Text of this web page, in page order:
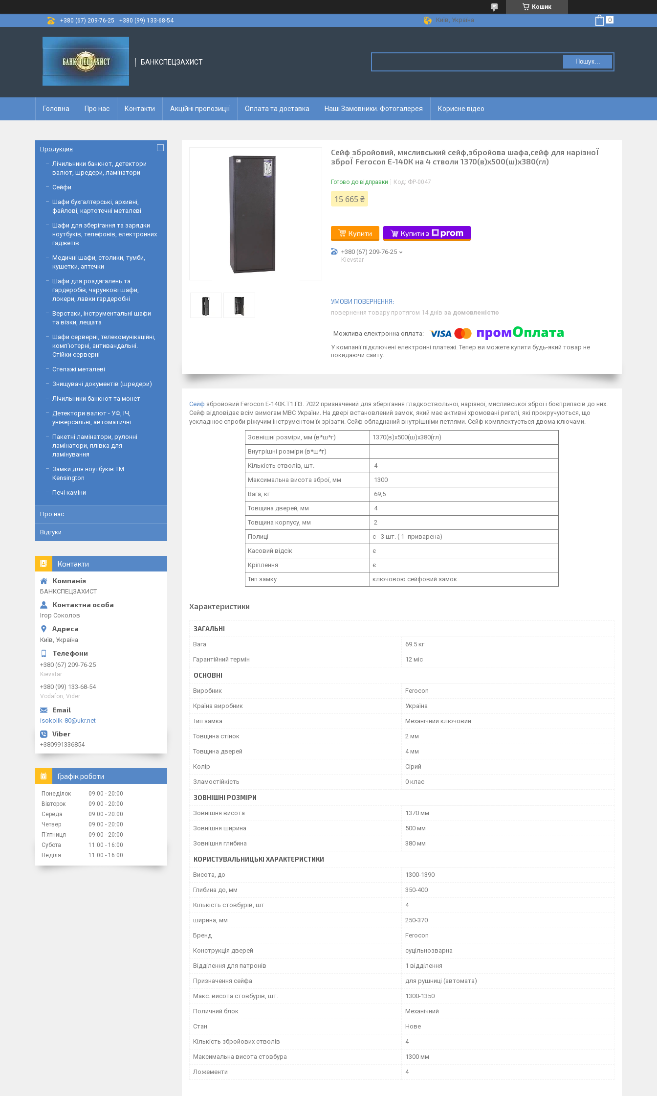
Кошик
+380 (67) 209-76-25
+380 (99) 133-68-54 Київ, Україна
БАНКСПЕЦЗАХИСТ Пошук...
Головна Про нас Контакти Акційні пропозиції Оплата та доставка Наші Замовники. Фотогалерея Корисне відео
Сейф збройовий, мисливський сейф,збройова шафа,сейф для нарізноЇ
зброЇ Ferocon Е-140К на 4 стволи 1370(в)х500(ш)х380(гл)
Готово до відправки Код: ФР-0047
15 665 ₴
Купити Купити з
+380 (67) 209-76-25
Kievstar
повернення товару протягом 14 днів за домовленістю
У компанії підключені електронні платежі. Тепер ви можете купити будь-який товар не
покидаючи сайту.
Сейф збройовий Ferocon E-140K.Т1.П3. 7022 призначений для зберігання гладкоствольної, нарізної, мисливської зброї і боєприпасів до них.
Сейф відповідає всім вимогам МВС України. На двері встановлений замок, який має активні хромовані ригелі, які прокручуються, що
ускладнює спроби ріжучим інструментом їх зрізати. Сейф обладнаний внутрішніми петлями. Сейф комплектується двома ключами.
Зовнішні розміри, мм (в*ш*г)
1370(в)х500(ш)х380(гл)
Внутрішні розміри (в*ш*г)
Кількість стволів, шт.
4
Максимальна висота зброї, мм
1300
Вага, кг
69,5
Товщина дверей, мм
4
Товщина корпусу, мм
2
Полиці
є - 3 шт. ( 1 -приварена)
Касовий відсік
є
Кріплення
є
Тип замку
ключовою сейфовий замок
Характеристики
ЗАГАЛЬНІ
Вага 69.5 кг
Гарантійний термін 12 міс
ОСНОВНІ
Виробник Ferocon
Країна виробник Україна
Тип замка Механічний ключовий
Товщина стінок 2 мм
Товщина дверей 4 мм
Колір Сірий
Зламостійкість 0 клас
ЗОВНІШНІ РОЗМІРИ
Зовнішня висота 1370 мм
Зовнішня ширина 500 мм
Зовнішня глибина 380 мм
КОРИСТУВАЛЬНИЦЬКІ ХАРАКТЕРИСТИКИ
Висота, до 1300-1390
Глибина до, мм 350-400
Кількість стовбурів, шт 4
ширина, мм 250-370
Бренд Ferocon
Конструкція дверей суцільнозварна
Відділення для патронів 1 відділення
Призначення сейфа для рушниці (автомата)
Макс. висота стовбурів, шт. 1300-1350
Поличний блок Механічний
Стан Нове
Кількість збройових стволів 4
Максимальна висота стовбура 1300 мм
Ложементи 4
Продукция
Лічильники банкнот, детектори
валют, шредери, ламінатори
Сейфи
Шафи бухгалтерські, архивні,
файлові, картотечні металеві
Шафи для зберігання та зарядки
ноутбуків, телефонів, електронних
гаджетів
Медичні шафи, столики, тумби,
кушетки, аптечки
Шафи для роздягалень та
гардеробів, чарункові шафи,
локери, лавки гардеробні
Верстаки, інструментальні шафи
та візки, лещата
Шафи серверні, телекомунікаційні,
комп'ютерні, антивандальні.
Стійки серверні
Стелажі металеві
Знищувачі документів (шредери)
Лічильники банкнот та монет
Детектори валют - УФ, ІЧ,
універсальні, автоматичні
Пакетні ламінатори, рулонні
ламінатори, плівка для
ламінування
Замки для ноутбуків ТМ
Kensington
Печі каміни
Про нас
Відгуки
Контакти
БАНКСПЕЦЗАХИСТ
Ігор Соколов
Київ, Україна
+380 (67) 209-76-25
Kievstar
+380 (99) 133-68-54
Vodafon, Vider
isokolik-80@ukr.net
+380991336854
Графік роботи
Понеділок 09:00
20:00
Вівторок
09:00
20:00
Середа
09:00
20:00
Четвер
09:00
20:00
Пʼятниця
09:00
20:00
Субота
11:00
16:00
Неділя
11:00 16:00